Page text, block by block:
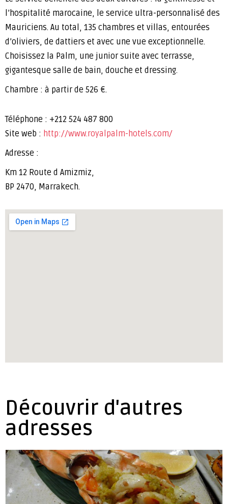
l’hospitalité marocaine, le service ultra-personnalisé des
Mauriciens. Au total, 135 chambres et villas, entourées
d’oliviers, de dattiers et avec une vue exceptionnelle.
Choisissez la Palm, une junior suite avec terrasse,
gigantesque salle de bain, douche et dressing.
Chambre : à partir de 526 €.
Téléphone : +212 524 487 800
Site web : http://www.royalpalm-hotels.com/
Adresse :
Km 12 Route d Amizmiz,
BP 2470, Marrakech.
Découvrir d'autres
adresses